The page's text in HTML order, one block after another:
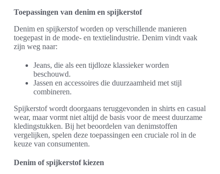
Toepassingen van denim en spijkerstof
Denim en spijkerstof worden op verschillende manieren
toegepast in de mode- en textielindustrie. Denim vindt vaak
zijn weg naar:
Jeans, die als een tijdloze klassieker worden
beschouwd.
Jassen en accessoires die duurzaamheid met stijl
combineren.
Spijkerstof wordt doorgaans teruggevonden in shirts en casual
wear, maar vormt niet altijd de basis voor de meest duurzame
kledingstukken. Bij het beoordelen van denimstoffen
vergelijken, spelen deze toepassingen een cruciale rol in de
keuze van consumenten.
Denim of spijkerstof kiezen